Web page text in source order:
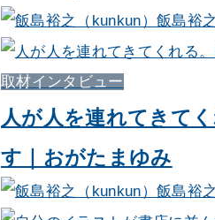
飯島裕
取材インタビュー
人が人を連れてきて
す｜おがたまゆみ
飯島裕